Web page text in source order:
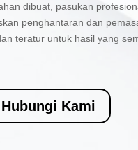
dibuat, pasukan
penghantaran dan
teratur untuk hasil yang
Hubungi Kami